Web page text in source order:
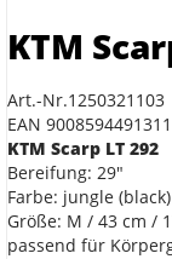
KTM
Art.-Nr.1250321103
EAN 9008594491311
KTM Scarp LT 292
Bereifung: 29"
Farbe: jungle (black)
Größe: M / 43 cm /
passend für